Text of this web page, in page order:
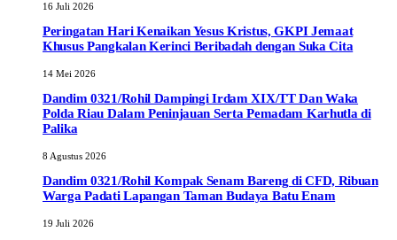
16 Juli 2026
Peringatan Hari Kenaikan Yesus Kristus, GKPI Jemaat
Khusus Pangkalan Kerinci Beribadah dengan Suka Cita
14 Mei 2026
Dandim 0321/Rohil Dampingi Irdam XIX/TT Dan Waka
Polda Riau Dalam Peninjauan Serta Pemadam Karhutla di
Palika
8 Agustus 2026
Dandim 0321/Rohil Kompak Senam Bareng di CFD, Ribuan
Warga Padati Lapangan Taman Budaya Batu Enam
19 Juli 2026